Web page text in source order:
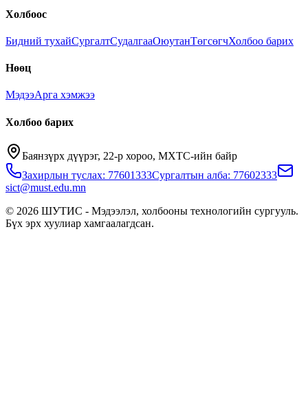
Холбоос
Бидний тухайСургалтСудалгааОюутанТөгсөгчХолбоо барих
Нөөц
МэдээАрга хэмжээ
Холбоо барих
Баянзүрх дүүрэг, 22-р хороо, МХТС-ийн байр
Захирлын туслах: 77601333Сургалтын алба: 77602333
sict@must.edu.mn
© 2026 ШУТИС - Мэдээлэл, холбооны технологийн сургууль.
Бүх эрх хуулиар хамгаалагдсан.